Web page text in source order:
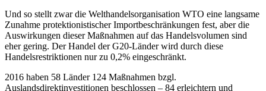
Und so stellt zwar die Welthandelsorganisation WTO eine langsame
Zunahme protektionistischer Importbeschränkungen fest, aber die
Auswirkungen dieser Maßnahmen auf das Handelsvolumen sind
eher gering. Der Handel der G20-Länder wird durch diese
Handelsrestriktionen nur zu 0,2% eingeschränkt.
2016 haben 58 Länder 124 Maßnahmen bzgl.
Auslandsdirektinvestitionen beschlossen – 84 erleichtern und